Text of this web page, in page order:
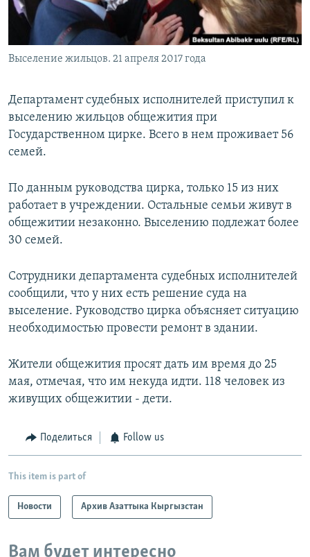
Выселение жильцов. 21 апреля 2017 года
Департамент судебных исполнителей приступил к
выселению жильцов общежития при
Государственном цирке. Всего в нем проживает 56
семей.
По данным руководства цирка, только 15 из них
работает в учреждении. Остальные семьи живут в
общежитии незаконно. Выселению подлежат более
30 семей.
Сотрудники департамента судебных исполнителей
сообщили, что у них есть решение суда на
выселение. Руководство цирка объясняет ситуацию
необходимостью провести ремонт в здании.
Жители общежития просят дать им время до 25
мая, отмечая, что им некуда идти. 118 человек из
живущих общежитии - дети.
Поделиться Follow us
This item is part of
Новости Архив Азаттыка Кыргызстан
Вам будет интересно